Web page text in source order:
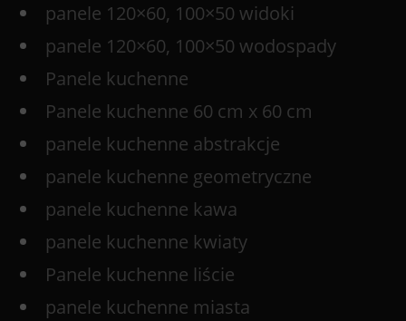
panele 120×60, 100×50 widoki
panele 120×60, 100×50 wodospady
Panele kuchenne
Panele kuchenne 60 cm x 60 cm
panele kuchenne abstrakcje
panele kuchenne geometryczne
panele kuchenne kawa
panele kuchenne kwiaty
Panele kuchenne liście
panele kuchenne miasta